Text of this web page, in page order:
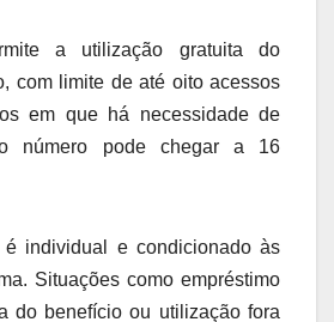
a utilização gratuita do
com limite de até oito acessos
em que há necessidade de
o número pode chegar a 16
individual e condicionado às
Situações como empréstimo
do benefício ou utilização fora